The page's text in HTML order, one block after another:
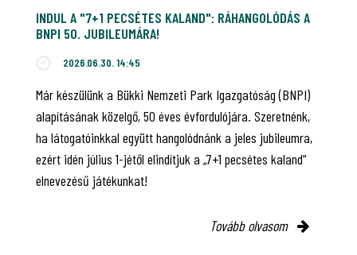
INDUL A "7+1 PECSÉTES KALAND": RÁHANGOLÓDÁS A
BNPI 50. JUBILEUMÁRA!
2026.06.30. 14:45
Már készülünk a Bükki Nemzeti Park Igazgatóság (BNPI)
alapításának közelgő, 50 éves évfordulójára. Szeretnénk,
ha látogatóinkkal együtt hangolódnánk a jeles jubileumra,
ezért idén július 1-jétől elindítjuk a „7+1 pecsétes kaland”
elnevezésű játékunkat!
Tovább olvasom